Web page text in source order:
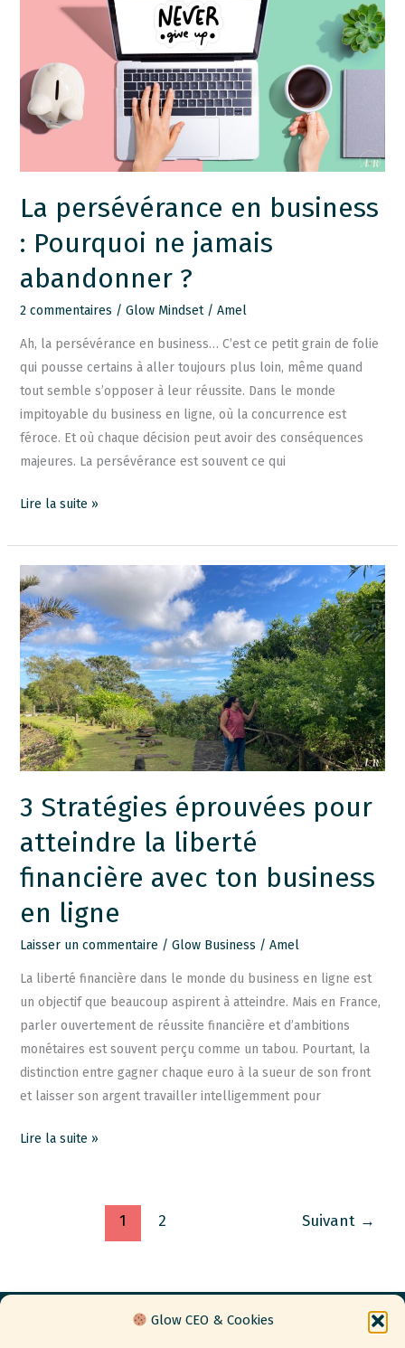
Glow CEO & Cookies
La persévérance en business
: Pourquoi ne jamais
abandonner ?
2 commentaires / Glow Mindset/ Amel
Ah, la persévérance en business… C’est ce petit grain de folie
qui pousse certains à aller toujours plus loin, même quand
tout semble s’opposer à leur réussite. Dans le monde
impitoyable du business en ligne, où la concurrence est
féroce. Et où chaque décision peut avoir des conséquences
majeures. La persévérance est souvent ce qui
Pourquoi
ne
Lire la suite »
3 Stratégies éprouvées pour
atteindre la liberté
financière avec ton business
en ligne
Laisser un commentaire / Glow Business / Amel
La liberté financière dans le monde du business en ligne est
un objectif que beaucoup aspirent à atteindre. Mais en France,
parler ouvertement de réussite financière et d’ambitions
monétaires est souvent perçu comme un tabou. Pourtant, la
distinction entre gagner chaque euro à la sueur de son front
et laisser son argent travailler intelligemment pour
3
Stratégies
éprouvées
pour
atteindre
la
liberté
financière
avec
business
en
Lire la suite »
1 2 Suivant →